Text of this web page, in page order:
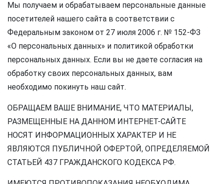
Мы получаем и обрабатываем персональные данные
посетителей нашего сайта в соответствии с
Федеральным законом от 27 июля 2006 г. № 152-ФЗ
«О персональных данных» и политикой обработки
персональных данных. Если вы не даете согласия на
обработку своих персональных данных, вам
необходимо покинуть наш сайт.
ОБРАЩАЕМ ВАШЕ ВНИМАНИЕ, ЧТО МАТЕРИАЛЫ,
РАЗМЕЩЕННЫЕ НА ДАННОМ ИНТЕРНЕТ-САЙТЕ
НОСЯТ ИНФОРМАЦИОННЫХ ХАРАКТЕР И НЕ
ЯВЛЯЮТСЯ ПУБЛИЧНОЙ ОФЕРТОЙ, ОПРЕДЕЛЯЕМОЙ
СТАТЬЕЙ 437 ГРАЖДАНСКОГО КОДЕКСА РФ.